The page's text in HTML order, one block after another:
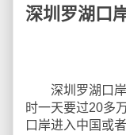
深圳罗湖口
深圳罗湖口岸
时一天要过20多
口岸进入中国或